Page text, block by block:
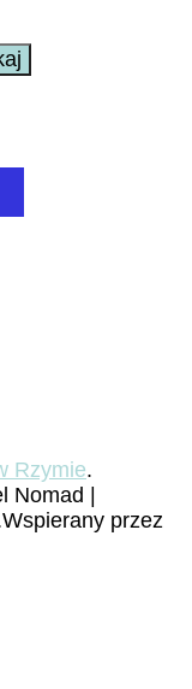
Rzymie.
Nomad |
przez